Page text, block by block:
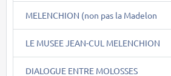
MELENCHION (non pas la Madelon
LE MUSEE JEAN-CUL MELENCHION
DIALOGUE ENTRE MOLOSSES